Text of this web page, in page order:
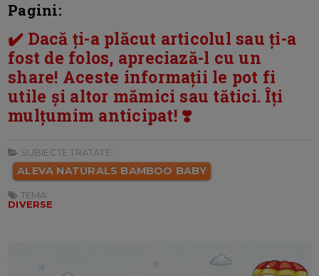
Pagini:
✔️ Dacă ți-a plăcut articolul sau ți-a
fost de folos, apreciază-l cu un
share! Aceste informații le pot fi
utile și altor mămici sau tătici. Îți
mulțumim anticipat! ❣️
SUBIECTE TRATATE:
ALEVA NATURALS BAMBOO BABY
TEMA:
DIVERSE